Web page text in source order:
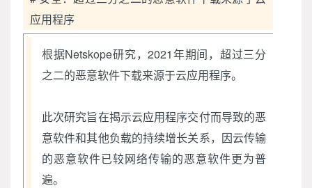
应用程序
根据Netskope研究，2021年期间，超过三分
之二的恶意软件下载来源于云应用程序。
此次研究旨在揭示云应用程序交付而导致的恶
意软件和其他负载的持续增长关系，因云传输
的恶意软件已较网络传输的恶意软件更为普
遍。